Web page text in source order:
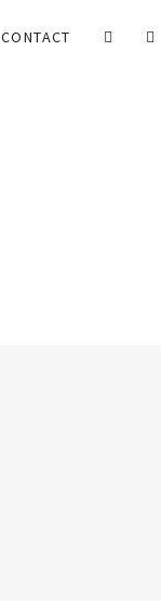
CONTACT